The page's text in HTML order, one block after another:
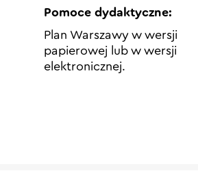
Pomoce dydaktyczne:
Plan Warszawy w wersji
papierowej lub w wersji
elektronicznej.